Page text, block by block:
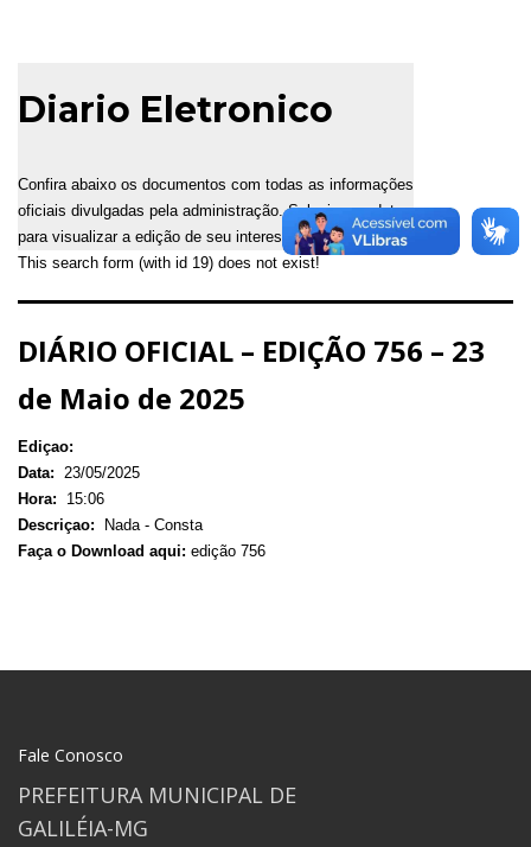
Diario Eletronico
Confira abaixo os documentos com todas as informações
oficiais divulgadas pela administração. Selecione a data
para visualizar a edição de seu interesse.
This search form (with id 19) does not exist!
DIÁRIO OFICIAL – EDIÇÃO 756 – 23
de Maio de 2025
Ediçao:
Data:
23/05/2025
Hora:
15:06
Descriçao:
Nada - Consta
Faça o Download aqui: edição 756
Fale Conosco
PREFEITURA MUNICIPAL DE
GALILÉIA-MG